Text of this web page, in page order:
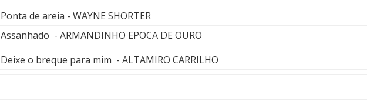
Ponta de areia - WAYNE SHORTER
Assanhado - ARMANDINHO EPOCA DE OURO
Deixe o breque para mim - ALTAMIRO CARRILHO